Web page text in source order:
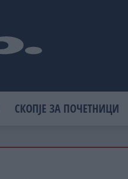
СКОПЈЕ ЗА ПОЧЕТНИЦИ